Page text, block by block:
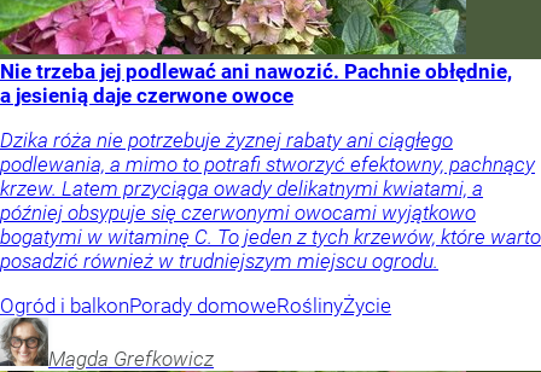
Nie trzeba jej podlewać ani nawozić. Pachnie obłędnie,
a jesienią daje czerwone owoce
Dzika róża nie potrzebuje żyznej rabaty ani ciągłego
podlewania, a mimo to potrafi stworzyć efektowny, pachnący
krzew. Latem przyciąga owady delikatnymi kwiatami, a
później obsypuje się czerwonymi owocami wyjątkowo
bogatymi w witaminę C. To jeden z tych krzewów, które warto
posadzić również w trudniejszym miejscu ogrodu.
Ogród i balkonPorady domoweRoślinyŻycie
Magda Grefkowicz